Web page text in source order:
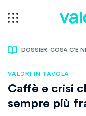
DOSSIER: COSA C'È
VALORI IN TAVOLA
Caffè e crisi
sempre più